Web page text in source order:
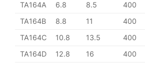
TA164A 6.8 8.5 400
TA164B
8.8 11 400
TA164C
10.8 13.5 400
TA164D
12.8 16 400